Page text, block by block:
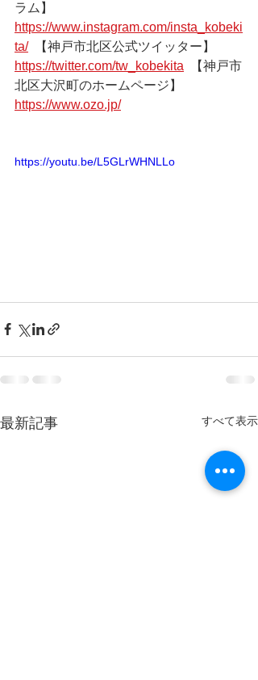
ラム】
https://www.instagram.com/insta_kobeki
ta/ ​ 【神戸市北区公式ツイッター】
https://twitter.com/tw_kobekita ​ 【神戸市
北区大沢町のホームページ】
https://www.ozo.jp/​
https://youtu.be/L5GLrWHNLLo
最新記事 すべて表示